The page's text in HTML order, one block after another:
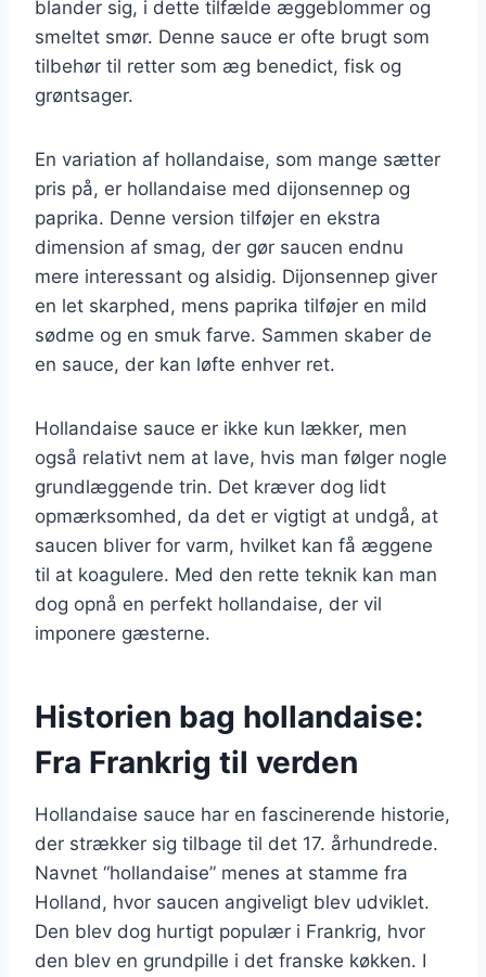
blander sig, i dette tilfælde æggeblommer og
smeltet smør. Denne sauce er ofte brugt som
tilbehør til retter som æg benedict, fisk og
grøntsager.
En variation af hollandaise, som mange sætter
pris på, er hollandaise med dijonsennep og
paprika. Denne version tilføjer en ekstra
dimension af smag, der gør saucen endnu
mere interessant og alsidig. Dijonsennep giver
en let skarphed, mens paprika tilføjer en mild
sødme og en smuk farve. Sammen skaber de
en sauce, der kan løfte enhver ret.
Hollandaise sauce er ikke kun lækker, men
også relativt nem at lave, hvis man følger nogle
grundlæggende trin. Det kræver dog lidt
opmærksomhed, da det er vigtigt at undgå, at
saucen bliver for varm, hvilket kan få æggene
til at koagulere. Med den rette teknik kan man
dog opnå en perfekt hollandaise, der vil
imponere gæsterne.
Historien bag hollandaise:
Fra Frankrig til verden
Hollandaise sauce har en fascinerende historie,
der strækker sig tilbage til det 17. århundrede.
Navnet “hollandaise” menes at stamme fra
Holland, hvor saucen angiveligt blev udviklet.
Den blev dog hurtigt populær i Frankrig, hvor
den blev en grundpille i det franske køkken. I